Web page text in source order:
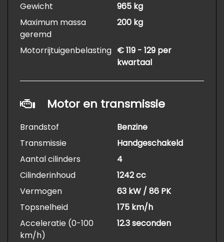
Gewicht
965 kg
Maximum massa
geremd
200 kg
Motorrijtuigenbelasting € 119 - 129 per
kwartaal
Motor en transmissie
Brandstof
Benzine
Transmissie
Handgeschakeld
Aantal cilinders
4
Cilinderinhoud
1242 cc
Vermogen
63 kW / 86 PK
Topsnelheid
175 km/h
Acceleratie (0-100
km/h)
12.3 seconden